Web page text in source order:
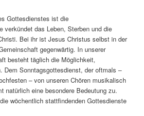
Gottesdienstes ist die
verkündet das Leben, Sterben und die
Bei ihr ist Jesus Christus selbst in der
gegenwärtig. In unserer
besteht täglich die Möglichkeit,
Dem Sonntagsgottesdienst, der oftmals –
– von unseren Chören musikalisch
natürlich eine besondere Bedeutung zu.
wöchentlich stattfindenden Gottesdienste